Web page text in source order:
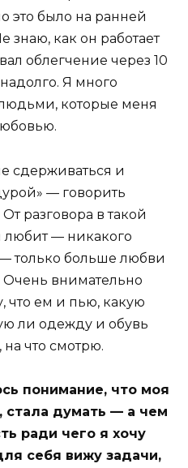
это было на ранней
знаю, как он работает
облегчение через 10
Я много
которые меня
сдерживаться и
— говорить
От разговора в такой
любит — никакого
только больше любви
Очень внимательно
что ем и пью, какую
ли одежду и обувь
на что смотрю.
понимание, что моя
думать — а чем
ради чего я хочу
себя вижу задачи,